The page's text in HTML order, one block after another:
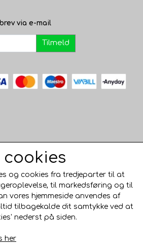
via e-mail
Tilmeld
pakkeshop eller 82 kr.
hjemmelevering
Afhentning i Horsens
- GRATIS
og cookies fra tredjeparter til at
til markedsføring og til
vores hjemmeside anvendes af
tilbagekalde dit samtykke ved at
nederst på siden.
her